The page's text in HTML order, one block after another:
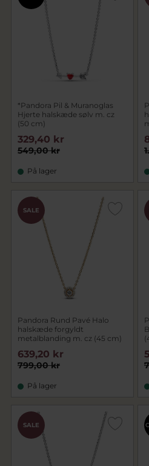
*Pandora Pil & Muranoglas
Hjerte halskæde sølv m. cz
(50 cm)
549,00 kr
329,40 kr
På lager
SALE
Pandora Rund Pavé Halo
halskæde forgyldt
metalblanding m. cz (45 cm)
799,00 kr
639,20 kr
På lager
SALE